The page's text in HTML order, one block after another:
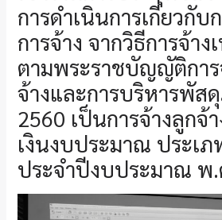
การดำเนินการเกี่ยวกับ
การจ้าง จากวิธีการจ้าง
ตามพระราชบัญญัติกา
จ้างและการบริหารพัส
2560 เป็นการจ้างลูกจ้
เงินงบประมาณ ประเ
ประจำปีงบประมาณ พ